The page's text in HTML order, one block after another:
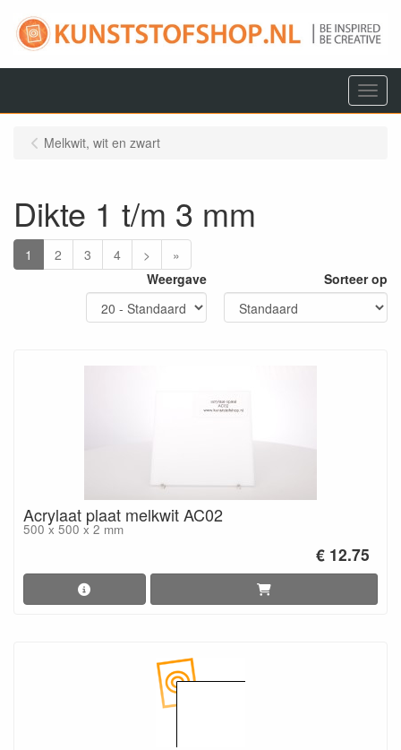
Menu
Melkwit, wit en zwart
Dikte 1 t/m 3 mm
1 2 3 4 >
»
Weergave
Sorteer op
Acrylaat plaat melkwit AC02
500 x 500 x 2 mm
€ 12.75